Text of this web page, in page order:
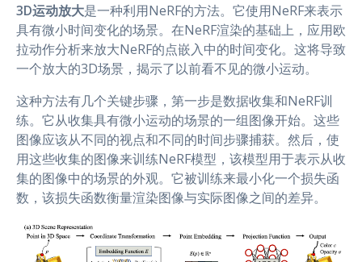
3D运动放大是一种利用NeRF的方法。它使用NeRF来表示
具有微小时间变化的场景。在NeRF渲染的基础上，应用欧
拉动作分析来放大NeRF的点嵌入中的时间变化。这将导致
一个放大的3D场景，揭示了以前看不见的微小运动。
这种方法有几个关键步骤，第一步是数据收集和NeRF训
练。它从收集具有微小运动的场景的一组图像开始。这些
图像应该从不同的视点和不同的时间步骤捕获。然后，使
用这些收集的图像来训练NeRF模型，该模型用于表示从收
集的图像中的场景的外观。它被训练来最小化一个损失函
数，该损失函数衡量渲染图像与实际图像之间的差异。